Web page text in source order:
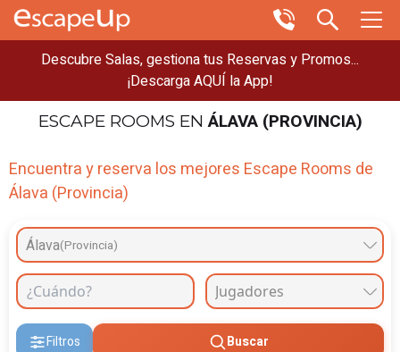
Descubre Salas, gestiona tus Reservas y Promos...
¡Descarga AQUÍ la App!
ESCAPE ROOMS ENÁLAVA (PROVINCIA)
Encuentra y reserva los mejores Escape Rooms de
Álava (Provincia)
Álava(Provincia)
Filtros Buscar